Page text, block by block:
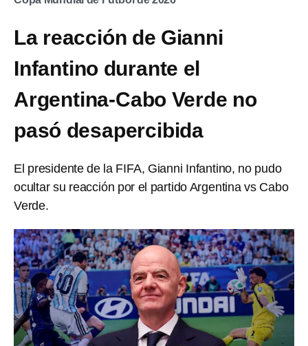
La reacción de Gianni
Infantino durante el
Argentina-Cabo Verde no
pasó desapercibida
El presidente de la FIFA, Gianni Infantino, no pudo
ocultar su reacción por el partido Argentina vs Cabo
Verde.